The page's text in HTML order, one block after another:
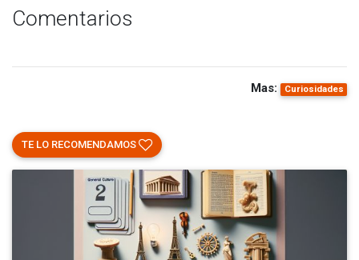
Comentarios
Mas: Curiosidades
TE LO RECOMENDAMOS